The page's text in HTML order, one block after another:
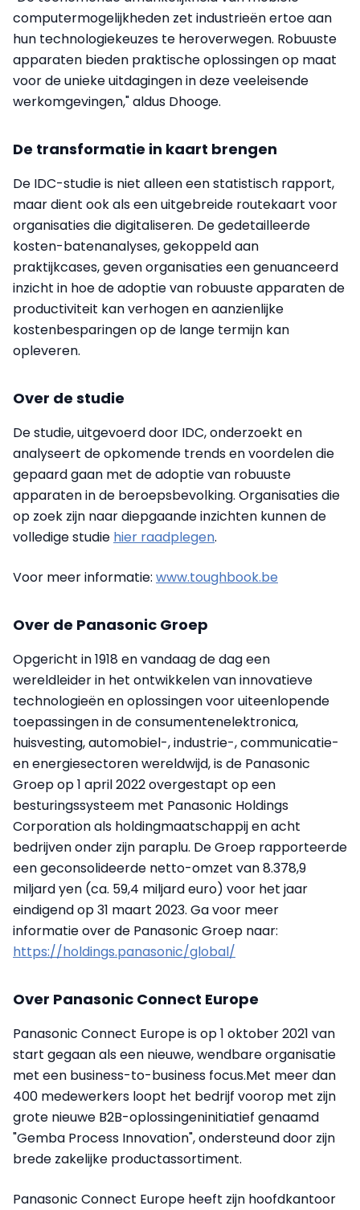
computermogelijkheden zet industrieën ertoe aan
hun technologiekeuzes te heroverwegen. Robuuste
apparaten bieden praktische oplossingen op maat
voor de unieke uitdagingen in deze veeleisende
werkomgevingen," aldus Dhooge.
De transformatie in kaart brengen
De IDC-studie is niet alleen een statistisch rapport,
maar dient ook als een uitgebreide routekaart voor
organisaties die digitaliseren. De gedetailleerde
kosten-batenanalyses, gekoppeld aan
praktijkcases, geven organisaties een genuanceerd
inzicht in hoe de adoptie van robuuste apparaten de
productiviteit kan verhogen en aanzienlijke
kostenbesparingen op de lange termijn kan
opleveren.
Over de studie
De studie, uitgevoerd door IDC, onderzoekt en
analyseert de opkomende trends en voordelen die
gepaard gaan met de adoptie van robuuste
apparaten in de beroepsbevolking. Organisaties die
op zoek zijn naar diepgaande inzichten kunnen de
volledige studie hier raadplegen.
Voor meer informatie: www.toughbook.be
Over de Panasonic Groep
Opgericht in 1918 en vandaag de dag een
wereldleider in het ontwikkelen van innovatieve
technologieën en oplossingen voor uiteenlopende
toepassingen in de consumentenelektronica,
huisvesting, automobiel-, industrie-, communicatie-
en energiesectoren wereldwijd, is de Panasonic
Groep op 1 april 2022 overgestapt op een
besturingssysteem met Panasonic Holdings
Corporation als holdingmaatschappij en acht
bedrijven onder zijn paraplu. De Groep rapporteerde
een geconsolideerde netto-omzet van 8.378,9
miljard yen (ca. 59,4 miljard euro) voor het jaar
eindigend op 31 maart 2023. Ga voor meer
informatie over de Panasonic Groep naar:
https://holdings.panasonic/global/
Over Panasonic Connect Europe
Panasonic Connect Europe is op 1 oktober 2021 van
start gegaan als een nieuwe, wendbare organisatie
met een business-to-business focus.Met meer dan
400 medewerkers loopt het bedrijf voorop met zijn
grote nieuwe B2B-oplossingeninitiatief genaamd
"Gemba Process Innovation", ondersteund door zijn
brede zakelijke productassortiment.
Panasonic Connect Europe heeft zijn hoofdkantoor